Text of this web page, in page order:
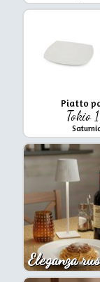
Piatto
Tokio
Eleganza